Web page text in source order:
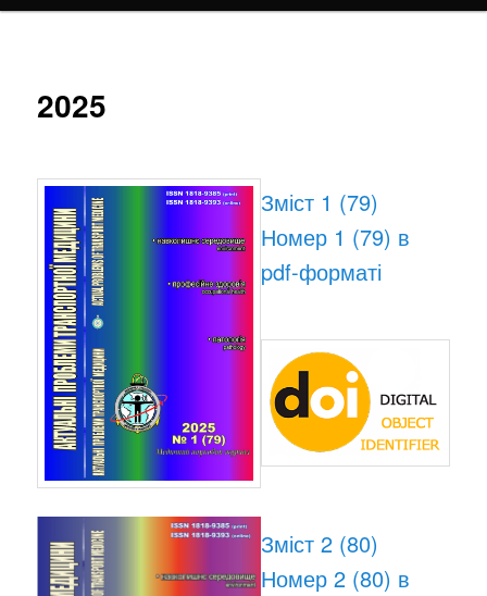
2025
Зміст 1 (79)
Номер 1 (79) в
pdf-форматі
Зміст 2 (80)
Номер 2 (80) в